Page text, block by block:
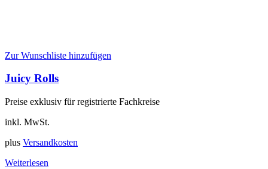
Zur Wunschliste hinzufügen
Juicy Rolls
Preise exklusiv für registrierte Fachkreise
inkl. MwSt.
plus Versandkosten
Weiterlesen